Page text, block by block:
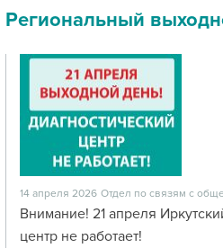
Региональный
14 апреля 2026 Отдел по связям с
Внимание! 21 апреля
центр не работает!